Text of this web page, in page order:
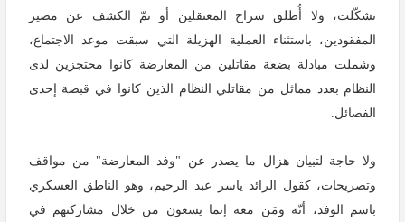
تشكّلت، ولا أُطلق سراح المعتقلين أو تمّ الكشف عن مصير
المفقودين، باستثناء العملية الهزيلة التي سبقت موعد الاجتماع،
وشملت مبادلة بضعة مقاتلين من المعارضة كانوا محتجزين لدى
النظام بعدد مماثل من مقاتلي النظام الذين كانوا في قبضة إحدى
الفصائل.
ولا حاجة لتبيان هزال ما يصدر عن "وفد المعارضة" من مواقف
وتصريحات، كقول الرائد ياسر عبد الرحيم، وهو الناطق العسكري
باسم الوفد، أنّه ومَن معه إنما يسعون من خلال مشاركتهم في